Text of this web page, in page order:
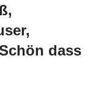
dass